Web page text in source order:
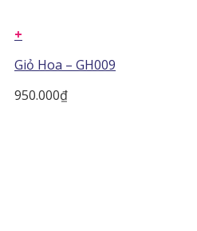
+
Giỏ Hoa – GH009
950.000₫